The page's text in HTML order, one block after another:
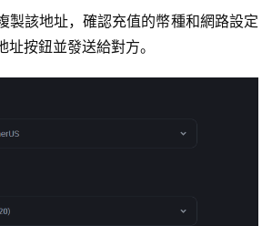
製該地址，確認充值的幣種和網路設定
按鈕並發送給對方。